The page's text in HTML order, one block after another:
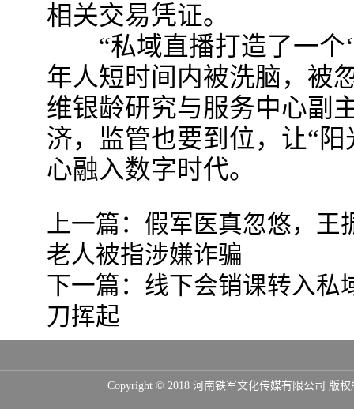
相关交易凭证。
“私域直播打造了一个‘
年人短时间内被洗脑，被
维银龄研究与服务中心副
济，监管也要到位，让“
心融入数字时代。
上一篇： 假军医真忽悠，王
老人被指涉嫌诈骗
下一篇： 线下会销课转入私
刀挥起
Copyright © 2018 河南铁军文化传媒有限公司 版